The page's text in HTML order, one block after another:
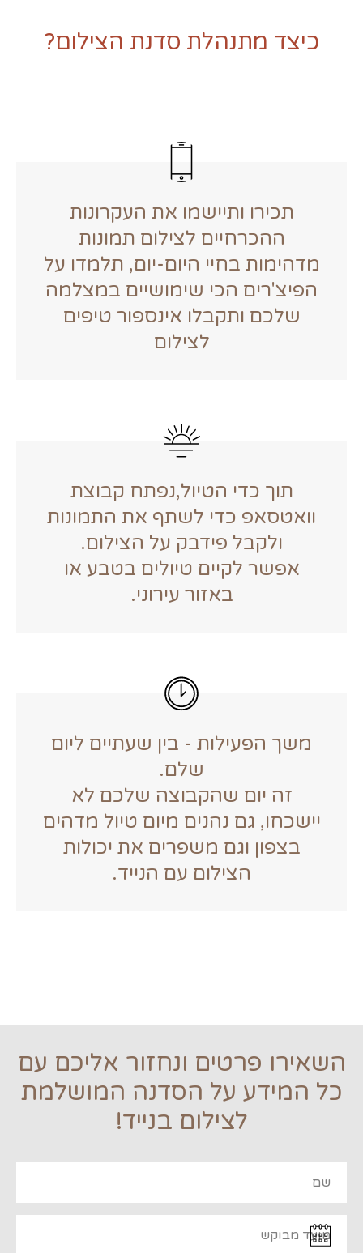
כיצד מתנהלת סדנת הצילום?
תכירו ותיישמו את העקרונות
ההכרחיים לצילום תמונות
מדהימות בחיי היום-יום, תלמדו על
הפיצ'רים הכי שימושיים במצלמה
שלכם ותקבלו אינספור טיפים
לצילום
תוך כדי הטיול,נפתח קבוצת
וואטסאפ כדי לשתף את התמונות
ולקבל פידבק על הצילום.
אפשר לקיים טיולים בטבע או
באזור עירוני.
משך הפעילות - בין שעתיים ליום
שלם.
זה יום שהקבוצה שלכם לא
יישכחו, גם נהנים מיום טיול מדהים
בצפון וגם משפרים את יכולות
הצילום עם הנייד.
השאירו פרטים ונחזור אליכם עם
כל המידע על הסדנה המושלמת
לצילום בנייד!